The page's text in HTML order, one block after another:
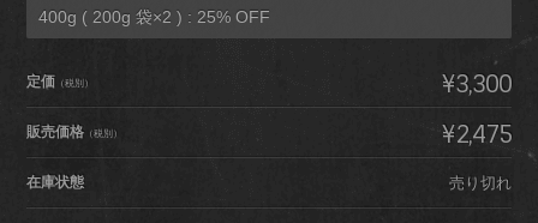
400g ( 200g 袋×2 ) : 25% OFF
定価 （税別） ¥3,300
販売価格 （税別） ¥2,475
在庫状態 売り切れ